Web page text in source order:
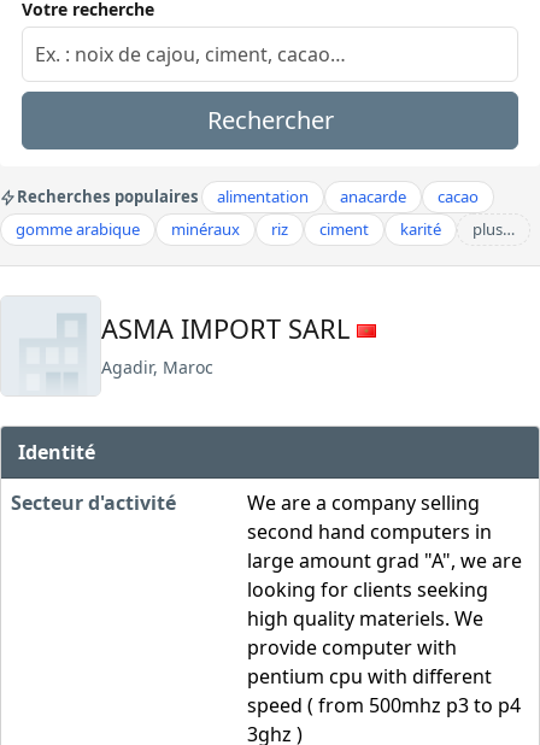
Votre recherche
Rechercher
Recherches populaires alimentation anacarde
cacao
gomme arabique
minéraux riz ciment karité plus…
ASMA IMPORT SARL
Agadir, Maroc
Identité
Secteur d'activité
We are a company selling
second hand computers in
large amount grad "A", we are
looking for clients seeking
high quality materiels. We
provide computer with
pentium cpu with different
speed ( from 500mhz p3 to p4
3ghz )